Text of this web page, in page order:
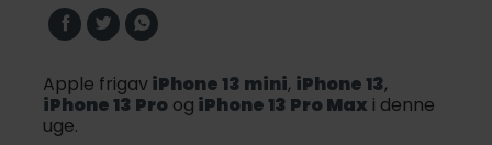
Apple frigaviPhone 13 mini, iPhone 13,
iPhone 13 Pro og iPhone 13 Pro Max i denne
uge.